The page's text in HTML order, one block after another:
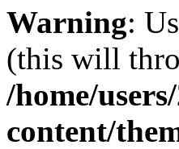
Warning:
(this will
/home/
content/